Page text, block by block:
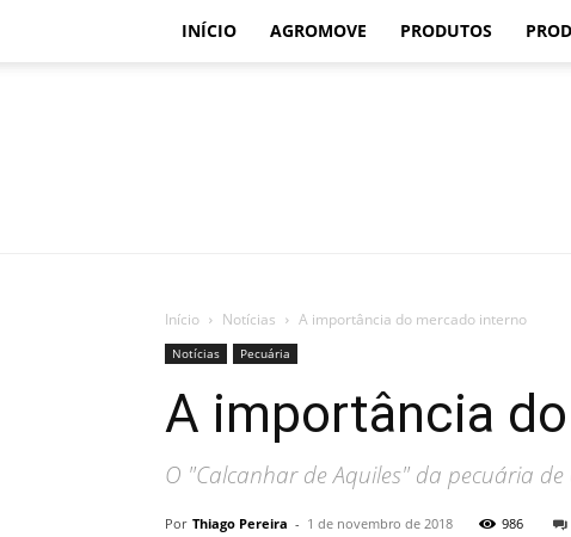
INÍCIO AGROMOVE PRODUTOS
Início Notícias A importância do mercado interno
Notícias Pecuária
A importância
O "Calcanhar de Aquiles" da pecuária
Por Thiago Pereira - 1 de novembro de 2018 986